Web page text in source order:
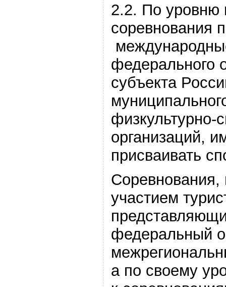
2.2. По уровню
соревнования
федерального
субъекта
физкультурно-
организаций,
присваивать
участием
федеральный
а по своему